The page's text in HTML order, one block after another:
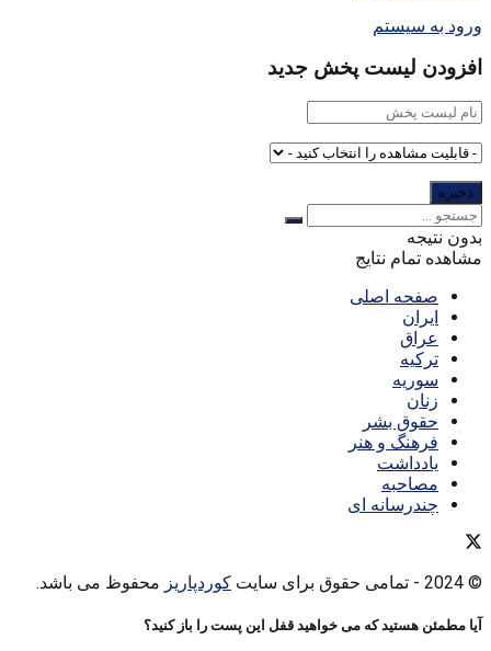
ورود به سیستم
افزودن لیست پخش جدید
بدون نتیجه
مشاهده تمام نتایج
صفحه اصلی
ایران
عراق
ترکیه
سوریه
زنان
حقوق بشر
فرهنگ و هنر
یادداشت
مصاحبه
چندرسانه ای
© 2024 - تمامی حقوق برای سایت کوردپاریز محفوظ می باشد.
آیا مطمئن هستید که می خواهید قفل این پست را باز کنید؟